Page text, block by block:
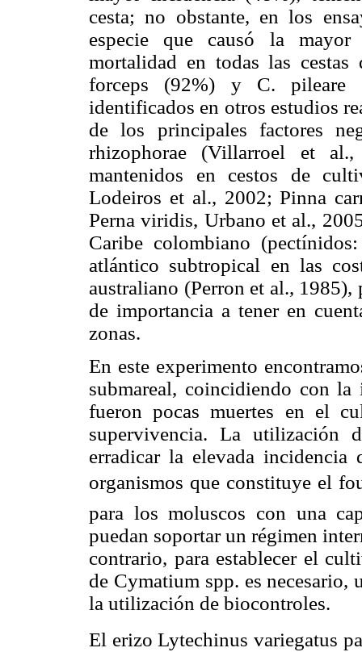
cesta; no obstante, en los
especie que causó la
mortalidad en todas las
forceps (92%) y C. pileare
identificados en otros estudios
de los principales factores
rhizophorae (Villarroel et
mantenidos en cestos de
Lodeiros et al., 2002; Pinna
Perna viridis, Urbano et al.,
Caribe colombiano
atlántico subtropical en las
australiano (Perron et al.,
de importancia a tener en
zonas.
En este experimento
submareal, coincidiendo con
fueron pocas muertes en el
supervivencia. La utilización
erradicar la elevada incidencia
organismos que constituye el
para los moluscos con una
puedan soportar un régimen
contrario, para establecer el
de Cymatium spp. es
la utilización de biocontroles.
El erizo Lytechinus variegatus